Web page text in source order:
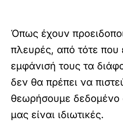
Όπως έχουν
πλευρές, από τότε που
εμφάνισή τους τα
δεν θα πρέπει να
θεωρήσουμε δεδομένο
μας είναι ιδιωτικές.